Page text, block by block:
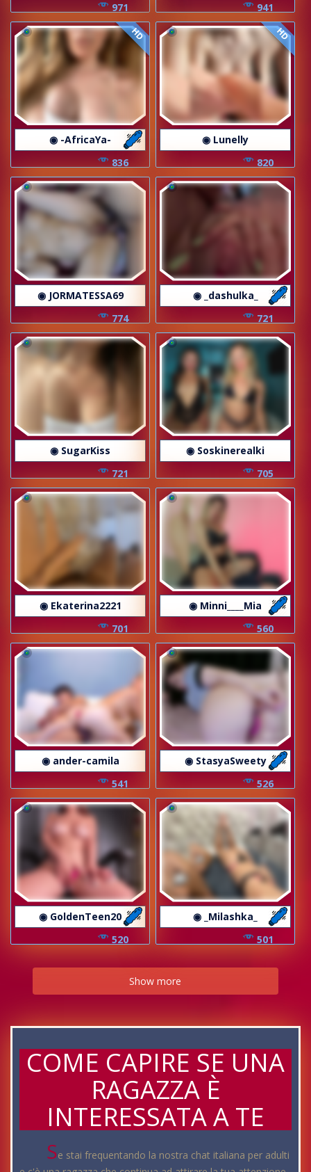
971
941
HD
◉ -AfricaYa-
836
HD
◉ Lunelly
820
◉ JORMATESSA69
774
◉ _dashulka_
721
◉ SugarKiss
721
◉ Soskinerealki
705
◉ Ekaterina2221
701
◉ Minni____Mia
560
◉ ander-camila
541
◉ StasyaSweety
526
◉ GoldenTeen20
520
◉ _Milashka_
501
Show more
COME CAPIRE SE UNA
RAGAZZA È
INTERESSATA A TE
Se stai frequentando la nostra chat italiana per adulti